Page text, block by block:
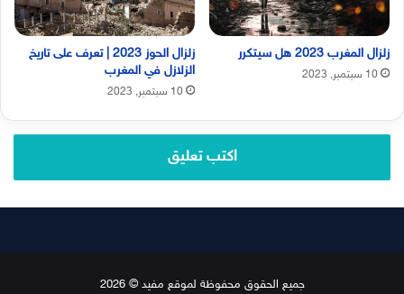
زلزال المغرب 2023 هل سيتكرر
10 سبتمبر, 2023
زلزال الحوز 2023 | تعرف على تاريخ
الزلازل في المغرب
10 سبتمبر, 2023
اكتب تعليق
جميع الحقوق محفوظة لموقع مفيد © 2026